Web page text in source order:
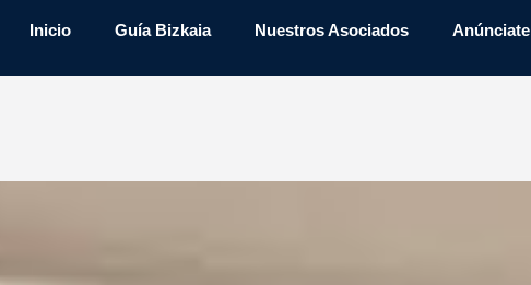
Inicio Guía Bizkaia Nuestros Asociados Anúnciate